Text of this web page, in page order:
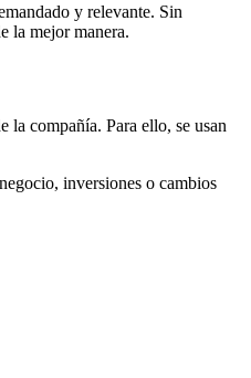
y relevante. Sin
la mejor manera.
la compañía. Para ello, se usan
inversiones o cambios